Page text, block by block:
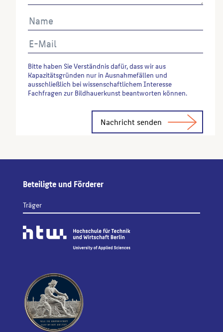
Bitte haben Sie Verständnis dafür, dass wir aus
Kapazitätsgründen nur in Ausnahmefällen und
ausschließlich bei wissenschaftlichem Interesse
Fachfragen zur Bildhauerkunst beantworten können.
Beteiligte und Förderer
Träger